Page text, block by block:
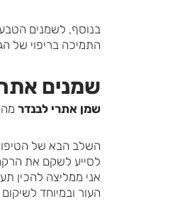
בנוסף, לשמנים
התמיכה בריפוי של
שמנים
שמן אתרי לבנדר
השלב הבא של הטיפול
לסייע לשקם את
אני ממליצה להכין
העור ובמיוחד